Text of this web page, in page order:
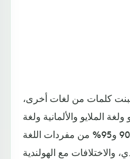
كلمات من لغات أخرى،
ولغة الملايو والألمانية ولغة
خويزان، فإن ما يتراوح بين 90 و95% من مفردات اللغة
والاختلافات مع الهولندية